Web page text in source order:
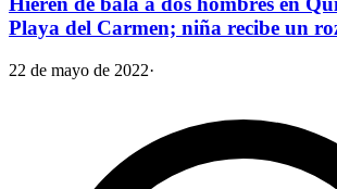
Playa del Carmen; niña recibe un
22 de mayo de 2022·